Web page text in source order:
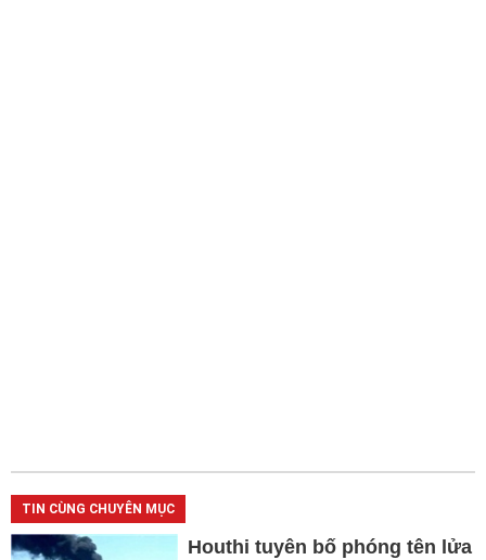
TIN CÙNG CHUYÊN MỤC
Houthi tuyên bố phóng tên lửa